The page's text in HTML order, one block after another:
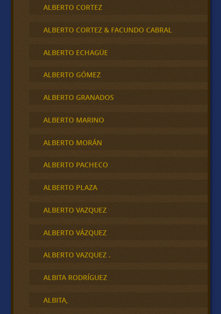
ALBERTO CORTEZ
ALBERTO CORTEZ & FACUNDO CABRAL
ALBERTO ECHAGÜE
ALBERTO GÓMEZ
ALBERTO GRANADOS
ALBERTO MARINO
ALBERTO MORÁN
ALBERTO PACHECO
ALBERTO PLAZA
ALBERTO VAZQUEZ
ALBERTO VÁZQUEZ
ALBERTO VAZQUEZ .
ALBITA RODRÍGUEZ
ALBITA,